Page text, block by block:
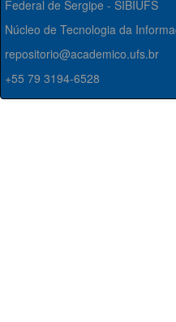
Federal de Sergipe - SIBIUFS
Núcleo de Tecnologia da
repositorio@academico.ufs.br
+55 79 3194-6528